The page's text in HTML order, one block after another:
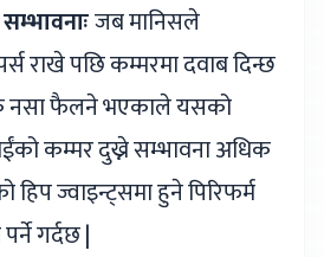
जब मानिसले
राखे पछि कम्मरमा दवाब दिन्छ
नसा फैलने भएकाले यसको
कम्मर दुख्ने सम्भावना अधिक
ज्वाइन्ट्समा हुने पिरिफर्म
गर्दछ |